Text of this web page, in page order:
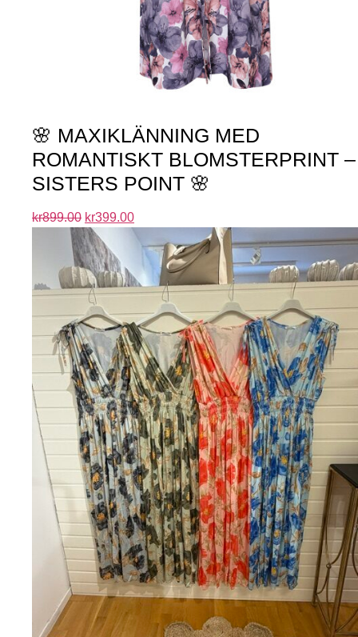
🌸 MAXIKLÄNNING MED
ROMANTISKT BLOMSTERPRINT –
SISTERS POINT 🌸
kr899.00 kr399.00